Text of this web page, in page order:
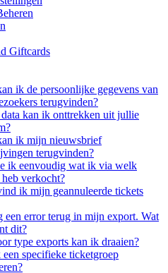
Giftcards
ik de persoonlijke gegevens van
terugvinden?
kan ik onttrekken uit jullie
ik mijn nieuwsbrief
terugvinden?
ik eenvoudig wat ik via welk
verkocht?
ik mijn geannuleerde tickets
een error terug in mijn export. Wat
dit?
type exports kan ik draaien?
specifieke ticketgroep